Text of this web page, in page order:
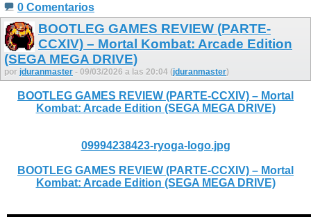
0 Comentarios
BOOTLEG GAMES REVIEW (PARTE-
CCXIV) – Mortal Kombat: Arcade Edition
(SEGA MEGA DRIVE)
por jduranmaster - 09/03/2026 a las 20:04 (jduranmaster)
BOOTLEG GAMES REVIEW (PARTE-CCXIV) – Mortal
Kombat: Arcade Edition (SEGA MEGA DRIVE)
09994238423-ryoga-logo.jpg
BOOTLEG GAMES REVIEW (PARTE-CCXIV) – Mortal
Kombat: Arcade Edition (SEGA MEGA DRIVE)